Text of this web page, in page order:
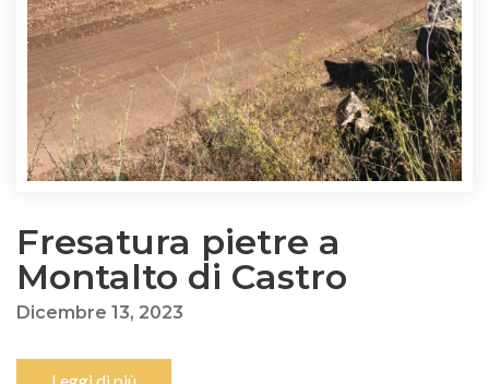
Fresatura pietre a
Montalto di Castro
Dicembre 13, 2023